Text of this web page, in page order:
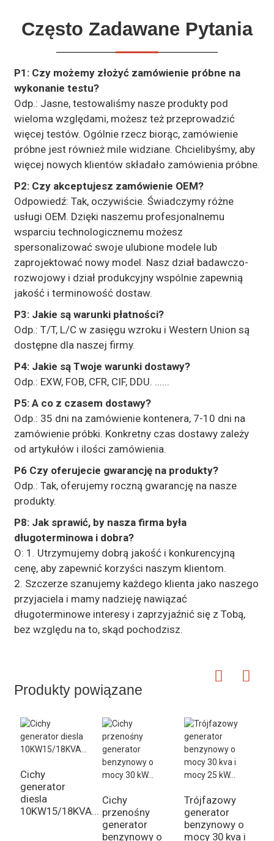
Często Zadawane Pytania
P1: Czy możemy złożyć zamówienie próbne na
wykonanie testu?
Odp.: Jasne, testowaliśmy nasze produkty pod
wieloma względami, możesz też przeprowadzić
więcej testów. Ogólnie rzecz biorąc, zamówienie
próbne jest również mile widziane. Chcielibyśmy, aby
więcej nowych klientów składało zamówienia próbne.
P2: Czy akceptujesz zamówienie OEM?
Odpowiedź: Tak, oczywiście. Świadczymy różne
usługi OEM. Dzięki naszemu profesjonalnemu
wsparciu technologicznemu możesz
spersonalizować swoje ulubione modele lub
zaprojektować nowy model. Nasz dział badawczo-
rozwojowy i dział produkcyjny wspólnie zapewnią
jakość i terminowość dostaw.
P3: Jakie są warunki płatności?
Odp.: T/T, L/C w zasięgu wzroku i Western Union są
dostępne dla naszej firmy.
P4: Jakie są Twoje warunki dostawy?
Odp.: EXW, FOB, CFR, CIF, DDU. ......
P5: A co z czasem dostawy?
Odp.: 35 dni na zamówienie kontenera, 7-10 dni na
zamówienie próbki. Konkretny czas dostawy zależy
od artykułów i ilości zamówienia.
P6 Czy oferujecie gwarancję na produkty?
Odp.: Tak, oferujemy roczną gwarancję na nasze
produkty.
P8: Jak sprawić, by nasza firma była
długoterminowa i dobra?
O: 1. Utrzymujemy dobrą jakość i konkurencyjną
cenę, aby zapewnić korzyści naszym klientom.
2. Szczerze szanujemy każdego klienta jako naszego
przyjaciela i mamy nadzieję nawiązać
długoterminowe interesy i zaprzyjaźnić się z Tobą,
bez względu na to, skąd pochodzisz.
Produkty powiązane
Cichy
generator
diesla
10KW15/18KVA...
Cichy
przenośny
generator
benzynowy o
Trójfazowy
generator
benzynowy o
mocy 30 kva i